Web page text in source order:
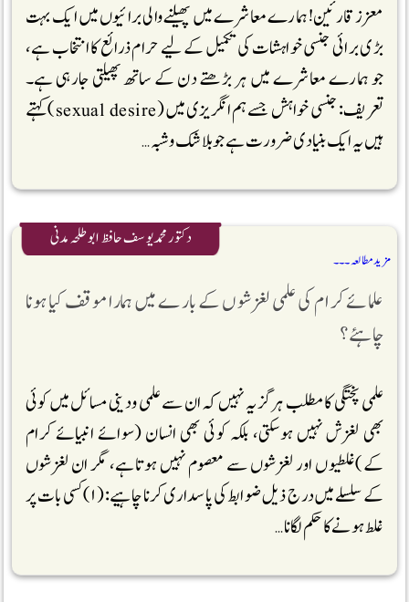
معزز قارئین! ہمارے معاشرے میں پھیلنے والی برائیوں میں ایک بہت
بڑی برائی جنسی خواہشات کی تکمیل کے لیے حرام ذرائع کا انتخاب ہے،
جو ہمارے معاشرے میں ہر بڑھتے دن کے ساتھ پھیلتی جارہی ہے۔
تعریف: جنسی خواہش جسے ہم انگریزی میں( sexual desire)کہتے
ہیں یہ ایک بنیادی ضرورت ہے جو بلاشک و شبہ …
دکتور محمد یوسف حافظ ابو طلحہ مدنی
علمائے کرام کی علمی لغزشوں کے بار ے میں ہمارا موقف کیا ہونا
چاہئے؟
علمی پختگی کا مطلب ہرگز یہ نہیں کہ ان سے علمی ودینی مسائل میں کوئی
بھی لغزش نہیں ہوسکتی، بلکہ کوئی بھی انسان (سوائے انبیائے کرام
کے)غلطیوں اور لغزشوں سے معصوم نہیں ہوتاہے، مگر ان لغزشوں
کے سلسلے میں درج ذیل ضوابط کی پاسداری کرنا چاہیے: (۱) کسی بات پر
غلط ہونے کا حکم لگانا …
مزید مطالعہ ۔۔۔